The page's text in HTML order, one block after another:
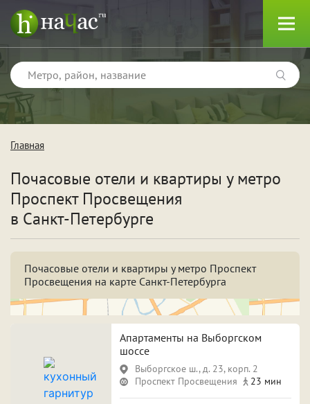
Тип
Квартиры
Отели
Поводы
Свидание
Поспать и отдохнуть
Для новобрачных
Фотосессия
Вечеринка
Главная
Почасовые отели и квартиры у метро
Проспект Просвещения
в Санкт-Петербурге
Почасовые отели и квартиры у метро Проспект
Просвещения на карте Санкт-Петербурга
Апартаменты на Выборгском
шоссе
Выборгское ш., д. 23, корп. 2
Проспект Просвещения
23 мин